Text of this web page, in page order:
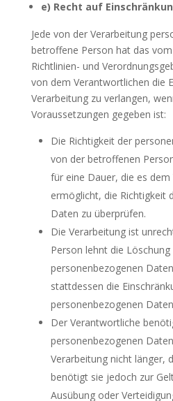
e) Recht auf
Jede von der Verarbeitung
betroffene Person hat das
Richtlinien- und
von dem Verantwortlichen die
Verarbeitung zu verlangen,
Voraussetzungen gegeben ist:
Die Richtigkeit der
von der betroffenen
für eine Dauer, die es
ermöglicht, die Richtigkeit
Daten zu überprüfen.
Die Verarbeitung ist
Person lehnt die Löschung
personenbezogenen
stattdessen die
personenbezogenen
Der Verantwortliche
personenbezogenen
Verarbeitung nicht länger,
benötigt sie jedoch zur
Ausübung oder